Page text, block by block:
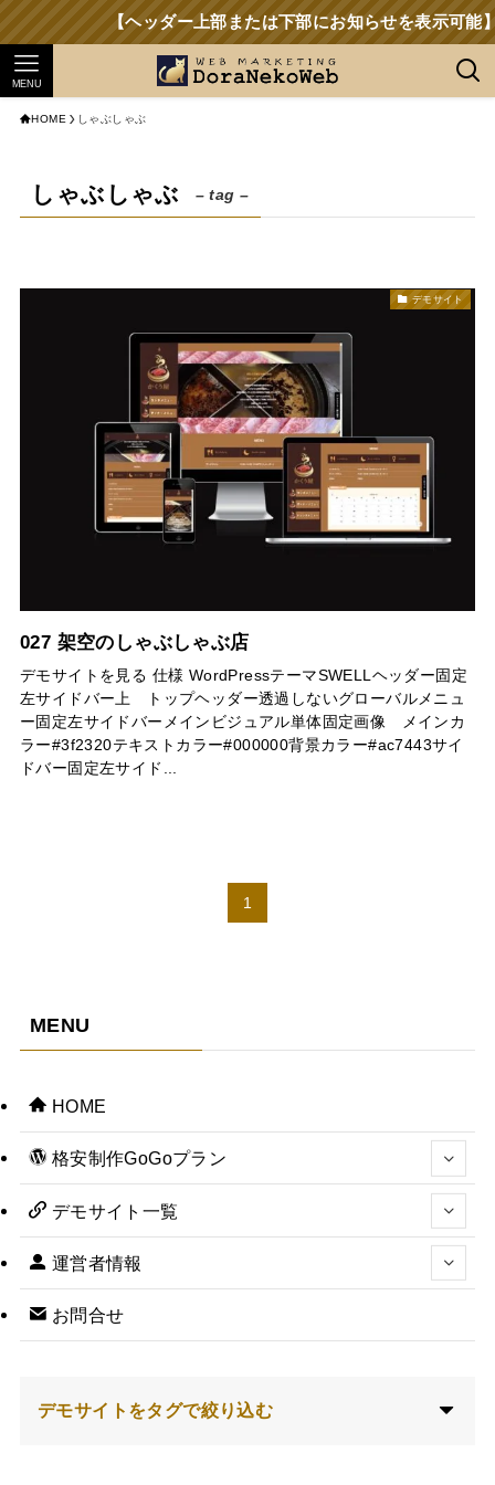
【ヘッダー上部または下部にお知らせを表示可
MENU
HOME しゃぶしゃぶ
しゃぶしゃぶ – tag –
デモサイト
027 架空のしゃぶしゃぶ店
デモサイトを見る 仕様 WordPressテーマSWELLヘッダー固定
左サイドバー上 トップヘッダー透過しないグローバルメニュ
ー固定左サイドバーメインビジュアル単体固定画像 メインカ
ラー#3f2320テキストカラー#000000背景カラー#ac7443サイ
ドバー固定左サイド...
1
MENU
HOME
格安制作GoGoプラン
デモサイト一覧
運営者情報
お問合せ
デモサイトをタグで絞り込む